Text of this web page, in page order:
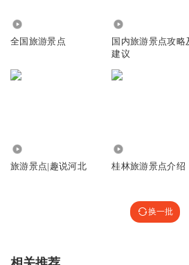
全国旅游景点
国内旅游景点攻略
建议
旅游景点|趣说河北 桂林旅游景点介绍
换一批